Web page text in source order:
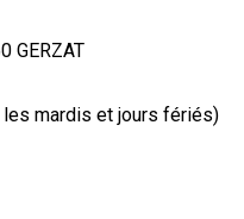
GERZAT
les mardis et jours fériés)